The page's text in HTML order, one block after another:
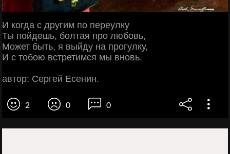
И когда с другим по переулку
Ты пойдешь, болтая про любовь,
Может быть, я выйду на прогулку,
И с тобою встретимся мы вновь.
автор: Сергей Есенин.
2 0 0